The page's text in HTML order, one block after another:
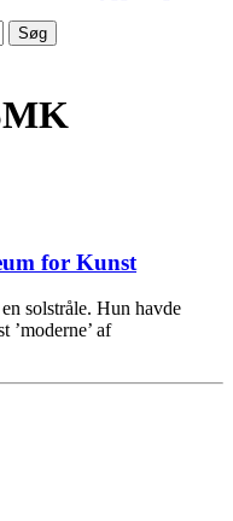
for Kunst
solstråle. Hun havde
’moderne’ af